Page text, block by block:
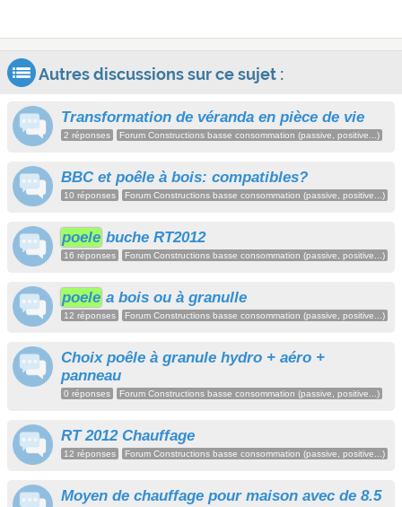
Autres discussions sur ce sujet :
Transformation de véranda en pièce de vie
2 réponses Forum Constructions basse consommation (passive, positive...)
BBC et poêle à bois: compatibles?
10 réponses Forum Constructions basse consommation (passive, positive...)
poele buche RT2012
16 réponses Forum Constructions basse consommation (passive, positive...)
poele a bois ou à granulle
12 réponses Forum Constructions basse consommation (passive, positive...)
Choix poêle à granule hydro + aéro +
panneau
0 réponses Forum Constructions basse consommation (passive, positive...)
RT 2012 Chauffage
12 réponses Forum Constructions basse consommation (passive, positive...)
Moyen de chauffage pour maison avec de 8.5